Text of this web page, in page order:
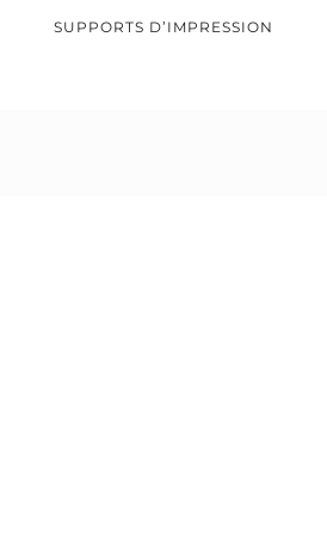
SUPPORTS D’IMPRESSION